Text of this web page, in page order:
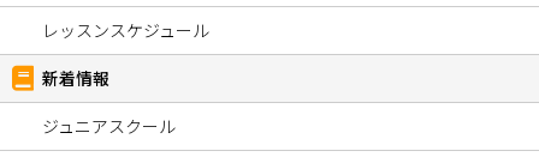
レッスンスケジュール
新着情報
ジュニアスクール